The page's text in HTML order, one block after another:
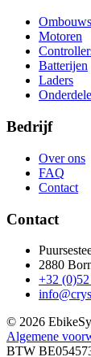
Motoren
Batterijen
Laders
Bedrijf
Over ons
FAQ
Contact
Contact
2880
+32
© 2026
Algemene
BTW